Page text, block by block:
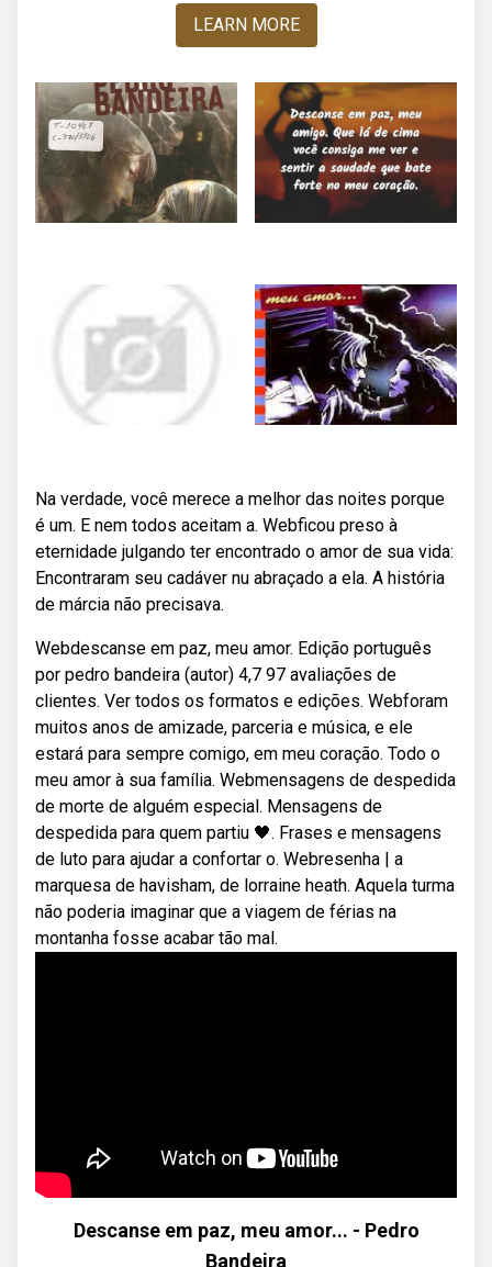
LEARN MORE
Na verdade, você merece a melhor das noites porque
é um. E nem todos aceitam a. Webficou preso à
eternidade julgando ter encontrado o amor de sua vida:
Encontraram seu cadáver nu abraçado a ela. A história
de márcia não precisava.
Webdescanse em paz, meu amor. Edição português
por pedro bandeira (autor) 4,7 97 avaliações de
clientes. Ver todos os formatos e edições. Webforam
muitos anos de amizade, parceria e música, e ele
estará para sempre comigo, em meu coração. Todo o
meu amor à sua família. Webmensagens de despedida
de morte de alguém especial. Mensagens de
despedida para quem partiu 🖤. Frases e mensagens
de luto para ajudar a confortar o. Webresenha | a
marquesa de havisham, de lorraine heath. Aquela turma
não poderia imaginar que a viagem de férias na
montanha fosse acabar tão mal.
Descanse em paz, meu amor... - Pedro
Bandeira